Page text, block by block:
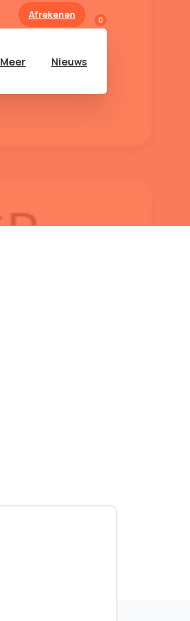
Afrekenen 0
Meer Nieuws